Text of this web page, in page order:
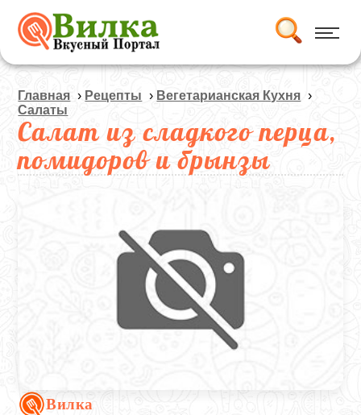
Главная › Рецепты › Вегетарианская Кухня ›
Салаты
Салат из сладкого перца,
помидоров и брынзы
Вилка